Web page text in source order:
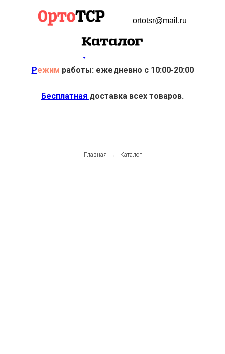
ortotsr@mail.ru
Режим работы: ежедневно с 10:00-20:00
Бесплатная доставка всех товаров.
Главная → Каталог